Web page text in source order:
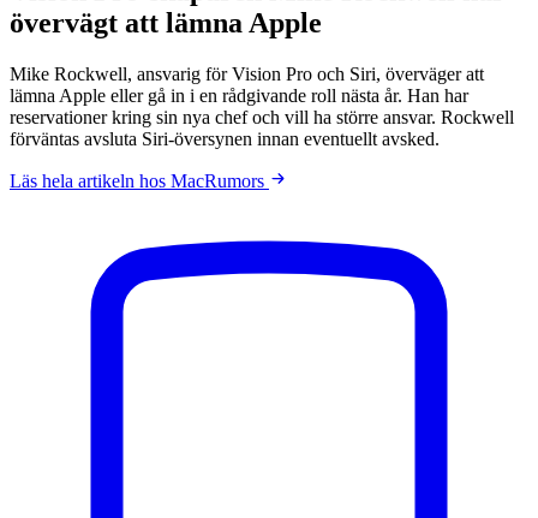
övervägt att lämna Apple
Mike Rockwell, ansvarig för Vision Pro och Siri, överväger att
lämna Apple eller gå in i en rådgivande roll nästa år. Han har
reservationer kring sin nya chef och vill ha större ansvar. Rockwell
förväntas avsluta Siri-översynen innan eventuellt avsked.
Läs hela artikeln hos MacRumors